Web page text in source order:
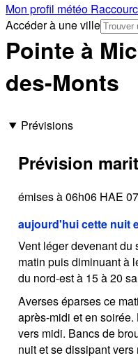
Mon profil météo
Accéder à une ville
Pointe à
des-Monts
Prévisions
Prévision
émises à 06h06 HAE
aujourd'hui cette nuit
Vent léger devenant du
matin puis diminuant à
du nord-est à 15 à 20
Averses éparses ce
après-midi et en
vers midi. Bancs de
nuit et se dissipant vers